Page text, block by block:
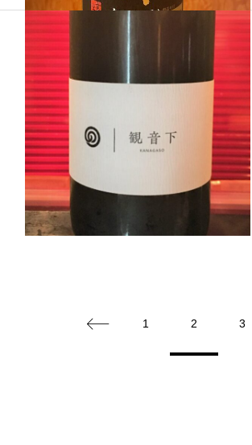
1 2 3